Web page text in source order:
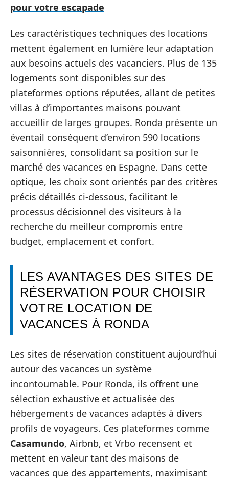
pour votre escapade
Les caractéristiques techniques des locations
mettent également en lumière leur adaptation
aux besoins actuels des vacanciers. Plus de 135
logements sont disponibles sur des
plateformes options réputées, allant de petites
villas à d’importantes maisons pouvant
accueillir de larges groupes. Ronda présente un
éventail conséquent d’environ 590 locations
saisonnières, consolidant sa position sur le
marché des vacances en Espagne. Dans cette
optique, les choix sont orientés par des critères
précis détaillés ci-dessous, facilitant le
processus décisionnel des visiteurs à la
recherche du meilleur compromis entre
budget, emplacement et confort.
LES AVANTAGES DES SITES DE
RÉSERVATION POUR CHOISIR
VOTRE LOCATION DE
VACANCES À RONDA
Les sites de réservation constituent aujourd’hui
autour des vacances un système
incontournable. Pour Ronda, ils offrent une
sélection exhaustive et actualisée des
hébergements de vacances adaptés à divers
profils de voyageurs. Ces plateformes comme
Casamundo, Airbnb, et Vrbo recensent et
mettent en valeur tant des maisons de
vacances que des appartements, maximisant